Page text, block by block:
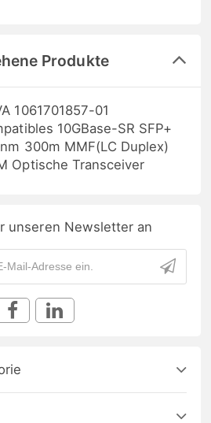
Produkte
1061701857-01
10GBase-SR SFP+
300m MMF(LC Duplex)
Optische Transceiver
unseren Newsletter an